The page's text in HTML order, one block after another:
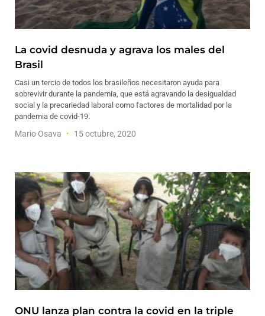
La covid desnuda y agrava los males del
Brasil
Casi un tercio de todos los brasileños necesitaron ayuda para
sobrevivir durante la pandemia, que está agravando la desigualdad
social y la precariedad laboral como factores de mortalidad por la
pandemia de covid-19.
Mario Osava 15 octubre, 2020
ONU lanza plan contra la covid en la triple